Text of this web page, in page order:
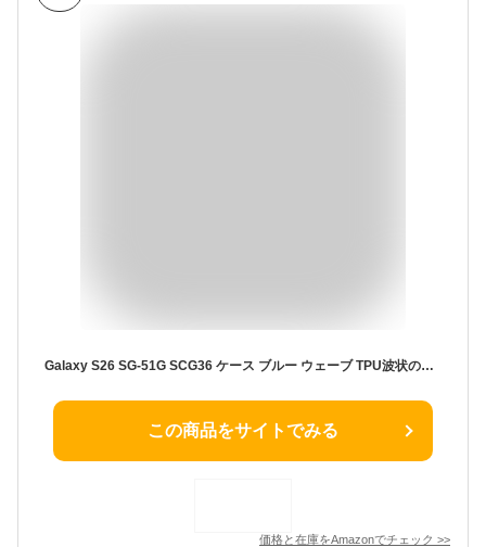
Galaxy S26 SG-51G SCG36 ケース ブルー ウェーブ TPU波状のバンパー 透明 スマホケース かわいい うねうね ギャラクシー S26 ウェーブ デザイン 可愛い 韓国 女性用 薄型 人気 おしゃれ 耐衝撃 ストラップホール付き(ブルー)
この商品をサイトでみる
価格と在庫をAmazonでチェック >>